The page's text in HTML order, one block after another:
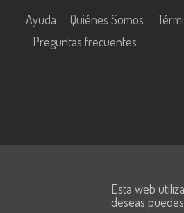
Ayuda Quiénes Somos
Preguntas frecuentes
Información y las Comunicaciones
Esta web
deseas